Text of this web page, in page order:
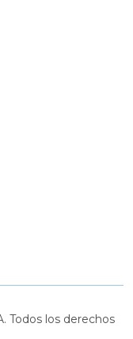
Todos los derechos